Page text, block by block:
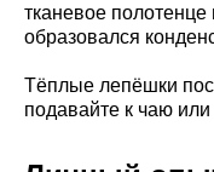
тканевое полотенце
образовался
Тёплые лепёшки
подавайте к чаю